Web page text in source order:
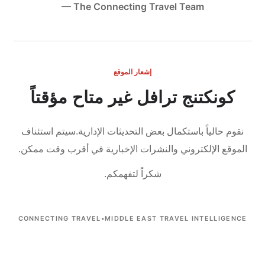
— The Connecting Travel Team
إشعار الموقع
كونكتنج ترافل غير متاح مؤقتاً
نقوم حالياً باستكمال بعض التحديثات الإدارية.سيتم استئناف
الموقع الإلكتروني والنشرات الإخبارية في أقرب وقت ممكن.
شكراً لتفهمكم.
CONNECTING TRAVEL •MIDDLE EAST TRAVEL INTELLIGENCE